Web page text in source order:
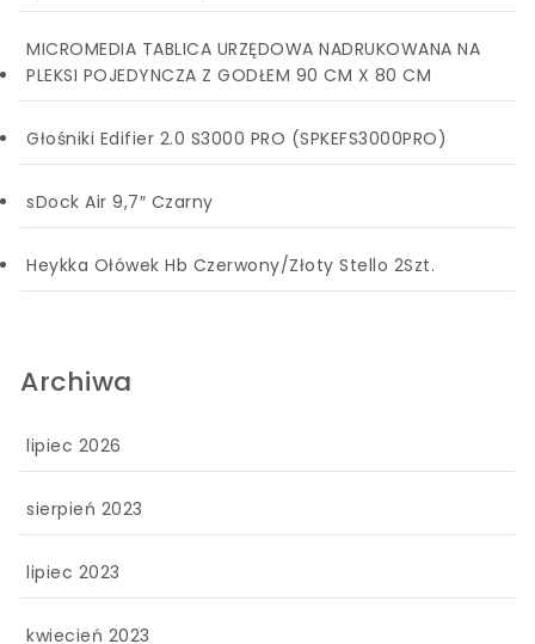
MICROMEDIA TABLICA URZĘDOWA NADRUKOWANA NA
PLEKSI POJEDYNCZA Z GODŁEM 90 CM X 80 CM
Głośniki Edifier 2.0 S3000 PRO (SPKEFS3000PRO)
sDock Air 9,7″ Czarny
Heykka Ołówek Hb Czerwony/Złoty Stello 2Szt.
Archiwa
lipiec 2026
sierpień 2023
lipiec 2023
kwiecień 2023